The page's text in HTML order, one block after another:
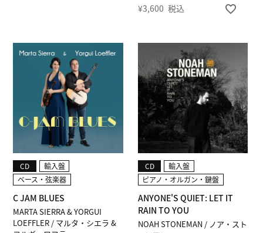
¥3,600 税込
MARTA SIERRA & YORGUI
LOEFFLER / マルタ・シエラ &
C JAM BLUES
CD
輸入盤
ベース・弦楽器
NOAH STONEMAN / ノア・スト
ANYONE'S QUIET: LET IT
RAIN TO YOU
CD
輸入盤
ピアノ・オルガン・鍵盤